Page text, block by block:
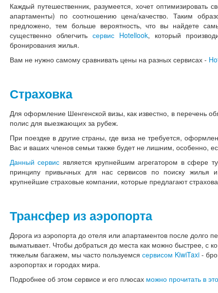
Каждый путешественник, разумеется, хочет оптимизировать
апартаменты) по соотношению цена/качество. Таким
предложено, тем больше вероятность, что вы найдете
существенно облегчить сервис Hotellook, который
бронирования жилья.
Вам не нужно самому сравнивать цены на разных сервисах -
Страховка
Для оформление Шенгенской визы, как известно, в перечень
полис для выезжающих за рубеж.
При поездке в другие страны, где виза не требуется,
Вас и ваших членов семьи также будет не лишним, особенно,
Данный сервис является крупнейшим агрегатором в сфере
принципу привычных для нас сервисов по поиску жилья
крупнейшие страховые компании, которые предлагают
Трансфер из аэропорта
Дорога из аэропорта до отеля или апартаментов после долго
выматывает. Чтобы добраться до места как можно быстрее, с
тяжелым багажем, мы часто пользуемся сервисом KiwiTaxi -
аэропортах и городах мира.
Подробнее об этом сервисе и его плюсах можно прочитать в